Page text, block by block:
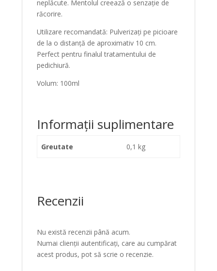
neplăcute. Mentolul creează o senzație de
răcorire.
Utilizare recomandată: Pulverizați pe picioare
de la o distanță de aproximativ 10 cm.
Perfect pentru finalul tratamentului de
pedichiură.
Volum: 100ml
Informații suplimentare
Greutate 0,1 kg
Recenzii
Nu există recenzii până acum.
Numai clienții autentificați, care au cumpărat
acest produs, pot să scrie o recenzie.